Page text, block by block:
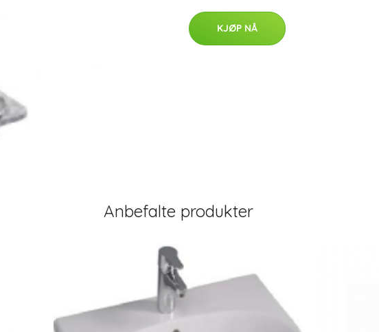
KJØP NÅ
Anbefalte produkter